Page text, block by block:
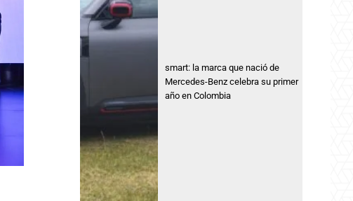
smart: la marca que nació de
Mercedes-Benz celebra su primer
año en Colombia